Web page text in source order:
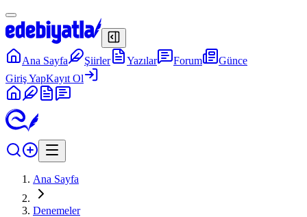
Ana Sayfa Şiirler Yazılar Forum
Günce
Giriş YapKayıt Ol
Ana Sayfa
Denemeler